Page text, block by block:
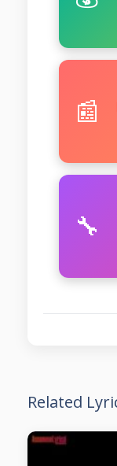
📰
🔧
Related